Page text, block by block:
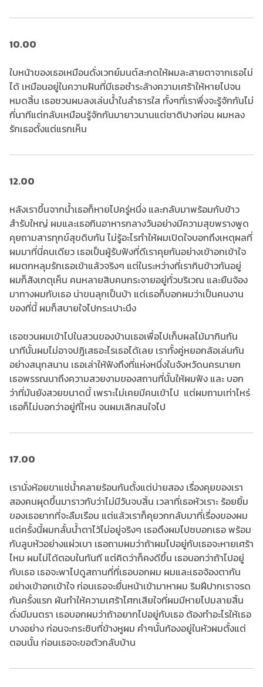
10.00
ใบหน้าของเธอเหมือนดั่งเวทย์มนต์สะกดให้ผมละสายตาจากเธอไม่
ได้ เหมือนอยู่ในความฝันที่มีเธอชำระล้างความเศร้าให้หายไปจน
หมดสิ้น เธอชวนผมลงเล่นน้ำในลำธารใส ทั้งๆที่เราพึ่งจะรู้จักกันไม่
กี่นาทีแต่กลับเหมือนรู้จักกันมายาวนานแต่ชาติปางก่อน ผมหลง
รักเธอตั้งแต่แรกเห็น
12.00
หลังเราขึ้นจากน้ำเธอก็หายไปครู่หนึ่ง และกลับมาพร้อมกับข้าว
สำรับใหญ่ ผมและเธอกินอาหารกลางวันอย่างมีความสุขพรางพูด
คุยถามสารทุกข์สุขดิบกัน ไม่รู้อะไรทำให้ผมเปิดใจบอกถึงเหตุผลที่
ผมมาที่นี่คนเดียว เธอเป็นผู้รับฟังที่ดีเราคุยกันอย่างเข้าอกเข้าใจ
ผมตกหลุมรักเธอเข้าแล้วจริงๆ แต่ในระหว่างที่เรากินข้าวกันอยู่
ผมก็สังเกตุเห็น คนหลายสิบคนกระจายอยู่ทั่วบริเวณ และยืนจ้อง
มาทางผมกับเธอ น่าขนลุกเป็นบ้า แต่เธอก็บอกผมว่าเป็นคนงาน
ของที่นี้ ผมก็สบายใจไปกระเปาะนึง
เธอชวนผมเข้าไปในสวนของบ้านเธอเพื่อไปเก็บผลไม้มากินกัน
นาทีนั้นผมไม่อาจปฎิเสธอะไรเธอได้เลย เราทั้งคู่หยอกล้อเล่นกัน
อย่างสนุกสนาน เธอเล่าให้ฟังถึงที่แห่งหนึ่งในจังหวัดนครนายก
เธอพรรณนาถึงความสวยงามของสถานที่นั้นให้ผมฟัง และ บอก
ว่าที่มันยังสวยขนาดนี้ เพราะไม่เคยมีคนเข้าไป แต่ผมถามเท่าไหร่
เธอก็ไม่บอกว่าอยู่ที่ไหน จนผมเลิกสนใจไป
17.00
เรานั่งห้อยขาแช่น้ำคลายร้อนกันตั้งแต่บ่ายสอง เรื่องคุยของเรา
สองคนผุดขึ้นมาราวกับว่าไม่มีวันจบสิ้น เวลาที่เธอหัวเราะ ร้อยยิ้ม
ของเธอยากที่จะลืมเรือน แต่แล้วเราก็คุยวกกลับมาที่เรื่องของผม
แต่ครั้งนี้ผมกลั้นน้ำตาไว้ไม่อยู่จริงๆ เธอดึงผมไปซบอกเธอ พร้อม
กับลูบหัวอย่างแผ่วเบา เธอถามผมว่าถ้าผมไปอยู่กับเธอจะหายเศร้า
ไหม ผมไม่ได้ตอบในทันที แต่คิดว่าก็คงดีขึ้น เธอบอกว่าถ้าไปอยู่
กับเธอ เธอจะพาไปดูสถานที่ที่เธอบอกผม ผมและเธอจ้องตากัน
อย่างเข้าอกเข้าใจ ก่อนเธอจะยื่นหน้าเข้ามาหาผม ริมฝีปากเราจรด
กันครั้งแรก ผันทำให้ความเศร้าโศกเสียใจที่ผมมีหายไปมลายสิ้น
ดั่งมีมนตรา เธอบอกผมว่าถ้าอยากไปอยู่กับเธอ ต้องทำอะไรให้เธอ
บางอย่าง ก่อนจะกระซิบที่ข้างหูผม คำๆนั้นก้องอยู่ในหัวผมตั้งแต่
ตอนนั้น ก่อนเธอจะขอตัวกลับบ้าน